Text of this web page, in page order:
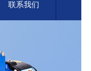
联系我们